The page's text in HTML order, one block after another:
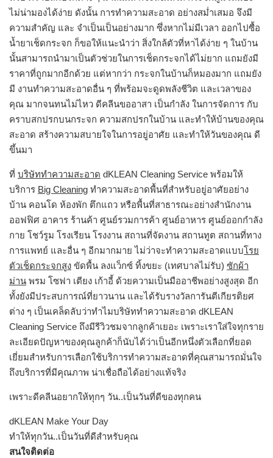
ไม่น่ามองได้ง่าย ดังนั้น การทำความสะอาด อย่างสม่ำเสมอ จึงมี
ความสำคัญ และ จำเป็นเป็นอย่างมาก ซึ่งหากไม่มีเวลา ออกไปซื้อ
น้ำยาเช็ดกระจก ก็ขอให้แนะนำว่า สิ่งใกล้ตัวที่หาได้ง่าย ๆ ในบ้าน
นั้นสามารถนำมาเป็นตัวช่วยในการเช็ดกระจกได้ไม่ยาก แถมยังมี
ราคาที่ถูกมากอีกด้วย แต่หากว่า กระจกในบ้านก็หมองมาก แถมยัง
มี งานทำความสะอาดอื่น ๆ ที่พร้อมจะดูดพลังชีวิต และเวลาของ
คุณ มากจนทนไม่ไหว ดีคลีนขออาสา เป็นกำลัง ในการจัดการ กับ
คราบสกปรกบนกระจก ความสกปรกในบ้าน และทำให้บ้านของคุณ
สะอาด สร้างความสบายใจในการอยู่อาศัย และทำให้วันของคุณ ดี
ขึ้นมา
ที่ บริษัททำความสะอาด dKLEAN Cleaning Service พร้อมให้
บริการ Big Cleaning ทำความสะอาดพื้นที่สำหรับอยู่อาศัยอย่าง
บ้าน คอนโด ห้องพัก ตึกแถว หรือพื้นที่สาธารณะอย่างสำนักงาน
ออฟฟิศ อาคาร ร้านค้า ศูนย์รวมการค้า ศูนย์อาหาร ศูนย์ออกกำลัง
กาย โชว์รูม โรงเรียน โรงงาน สถานที่จัดงาน สถานทูต สถานที่ทาง
การแพทย์ และอื่น ๆ อีกมากมาย ไม่ว่าจะทำความสะอาดแบบโรย
ตัวเช็ดกระจกสูง ขัดพื้น ลงแว็กซ์ ทิ้งขยะ (เทศบาลไม่รับ) ซักผ้า
ม่าน พรม โซฟา เตียง เก้าอี้ ด้วยความเป็นมืออาชีพอย่างสูงสุด อีก
ทั้งยังมีประสบการณ์ที่ยาวนาน และได้รับรางวัลการันตีเกียรติยศ
ต่าง ๆ เป็นเคล็ดลับว่าทำไมบริษัททำความสะอาด dKLEAN
Cleaning Service ถึงมีรีวิวชมจากลูกค้าเยอะ เพราะเราใส่ใจทุกราย
ละเอียดปัญหาของคุณลูกค้าก็นับได้ว่าเป็นอีกหนึ่งตัวเลือกที่ยอด
เยี่ยมสำหรับการเลือกใช้บริการทำความสะอาดที่คุณสามารถมั่นใจ
ถึงบริการที่มีคุณภาพ น่าเชื่อถือได้อย่างแท้จริง
เพราะดีคลีนอยากให้ทุกๆ วัน..เป็นวันที่ดีของทุกคน
dKLEAN Make Your Day
ทำให้ทุกวัน..เป็นวันที่ดีสำหรับคุณ
สนใจติดต่อ